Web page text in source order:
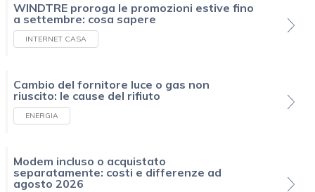
WINDTRE proroga le promozioni estive fino
a settembre: cosa sapere
INTERNET CASA
Cambio del fornitore luce o gas non
riuscito: le cause del rifiuto
ENERGIA
Modem incluso o acquistato
separatamente: costi e differenze ad
agosto 2026